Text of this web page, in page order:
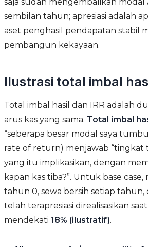
sembilan tahun; apresiasi adalah
aset penghasil pendapatan stabil
pembangun kekayaan.
Ilustrasi total imbal
Total imbal hasil dan IRR adalah
arus kas yang sama. Total imbal
“seberapa besar modal saya
rate of return) menjawab “tingkat
yang itu implikasikan, dengan
kapan kas tiba?”. Untuk base
tahun 0, sewa bersih setiap tahun,
telah terapresiasi direalisasikan
mendekati 18% (ilustratif).